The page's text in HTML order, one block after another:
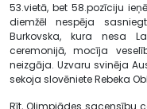
53.vietā, bet 58.pozīciju
diemžēl nespēja
Burkovska, kura nesa
ceremonijā, mocīja
neizgāja. Uzvaru svinēja
sekoja slovēniete Rebeka